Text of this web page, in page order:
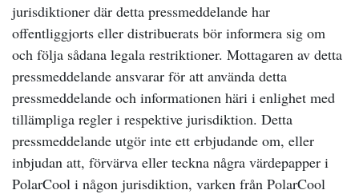
jurisdiktioner där detta pressmeddelande har
offentliggjorts eller distribuerats bör informera sig om
och följa sådana legala restriktioner. Mottagaren av detta
pressmeddelande ansvarar för att använda detta
pressmeddelande och informationen häri i enlighet med
tillämpliga regler i respektive jurisdiktion. Detta
pressmeddelande utgör inte ett erbjudande om, eller
inbjudan att, förvärva eller teckna några värdepapper i
PolarCool i någon jurisdiktion, varken från PolarCool